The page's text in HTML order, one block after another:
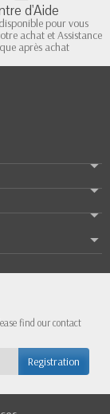
d'Aide
pour vous
achat et Assistance
après achat
find our contact